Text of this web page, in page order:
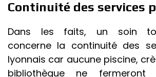
Continuité des services
Dans les faits, un soin
concerne la continuité des
lyonnais car aucune piscine,
bibliothèque ne fermeront